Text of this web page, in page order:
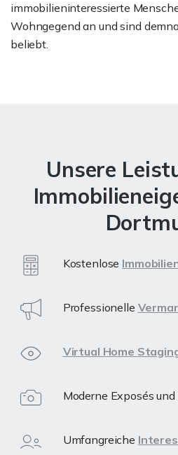
immobilieninteressierte
Wohngegend an und sind
beliebt.
Unsere
Kostenlose
Professionelle
Virtual Home
Moderne Exposés und
Umfangreiche